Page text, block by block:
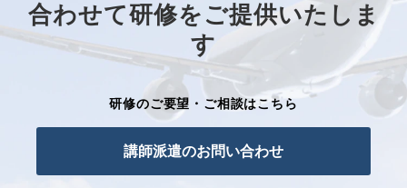
合わせて研修をご提供いたしま
す
研修のご要望・ご相談はこちら
講師派遣のお問い合わせ